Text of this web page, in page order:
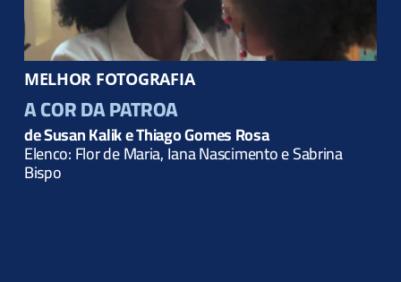
MELHOR FOTOGRAFIA
A COR DA PATROA
de Susan Kalik e Thiago Gomes Rosa
Elenco: Flor de Maria, Iana Nascimento e Sabrina
Bispo